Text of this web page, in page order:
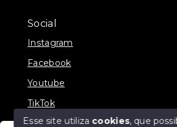
Social
Instagram
Facebook
Youtube
TikTok
Esse site utiliza cookies, que